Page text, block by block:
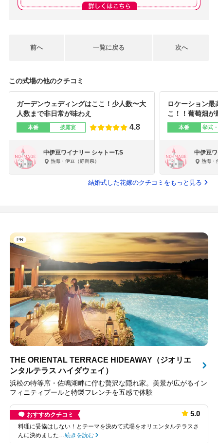
前へ 一覧に戻る 次へ
この式場の他のクチコミ
ガーデンウェディングはここ！少人数〜大
人数まで非日常が味わえ
本番 披露宴 4.8
中伊豆ワイナリー シャトーT.S
熱海・伊豆（静岡県）
ロケーション最
こ！！葡萄畑が
本番 挙式
中伊豆
熱海・
結婚式した花嫁のクチコミをもっと見る
PR
THE ORIENTAL TERRACE HIDEAWAY（ジオリエ
ンタルテラス ハイダウェイ）
浜松の特等席・佐鳴湖畔に佇む贅沢な隠れ家。美景が広がるイン
フィニティプールと特製フレンチを五感で体験
おすすめクチコミ 5.0
料理に妥協はしない！とテーマを決めて式場をオリエンタルテラスさ
んに決めました… 続きを読む